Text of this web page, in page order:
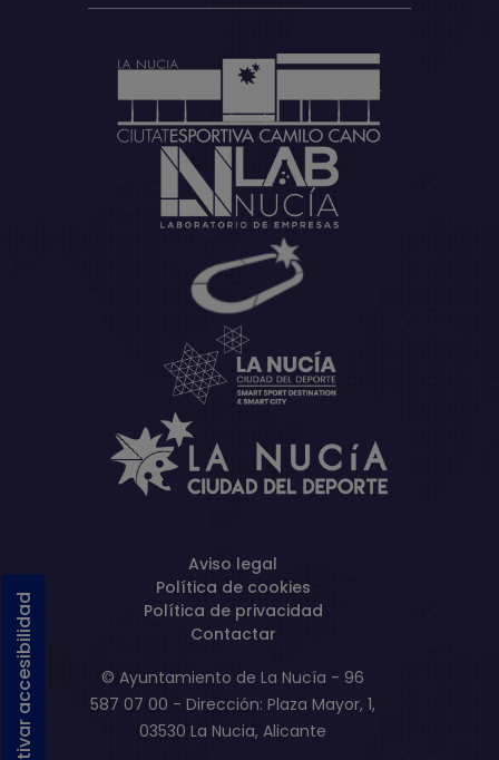
Activar accesibilidad
Aviso legal
Política de cookies
Política de privacidad
Contactar
© Ayuntamiento de La Nucía - 96
587 07 00 - Dirección: Plaza Mayor, 1,
03530 La Nucia, Alicante